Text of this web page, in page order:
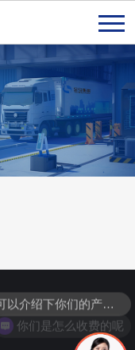
你们是怎么收费的呢